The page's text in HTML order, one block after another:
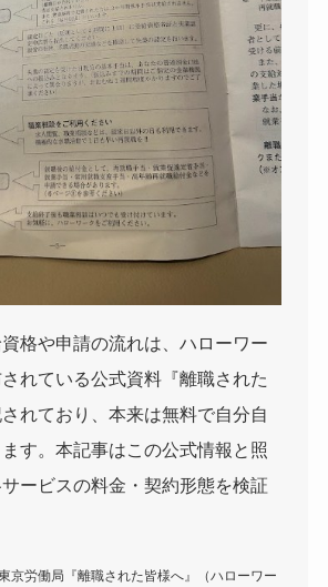
格や申請の流れは、ハローワー
れている公式資料『離職された
れており、本来は無料で自分自
す。本記事はこの公式情報と照
ービスの料金・契約形態を検証
京労働局『離職された皆様へ』（ハローワー